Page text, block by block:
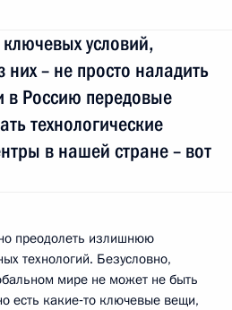
условий,
– не просто наладить
в Россию передовые
технологические
в нашей стране – вот
преодолеть излишнюю
технологий. Безусловно,
мире не может не быть
есть какие‑то ключевые вещи,